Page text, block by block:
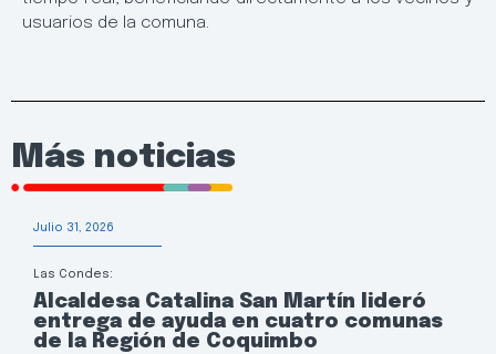
usuarios de la comuna.
Más noticias
Julio 31, 2026
Las Condes:
Alcaldesa Catalina San Martín lideró
entrega de ayuda en cuatro comunas
de la Región de Coquimbo